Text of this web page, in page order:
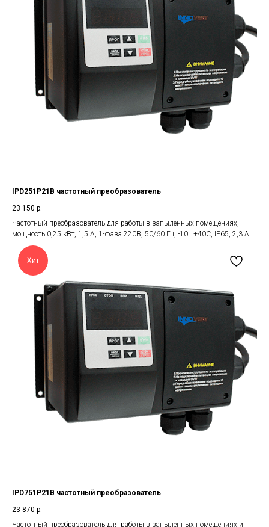
IPD251P21B частотный преобразователь
23 150 р.
Частотный преобразователь для работы в запыленных помещениях,
мощность 0,25 кВт, 1,5 А, 1-фаза 220В, 50/60 Гц, -10...+40С, IP65, 2,3 А
Хит
IPD751P21B частотный преобразователь
23 870 р.
Частотный преобразователь для работы в запыленных помещениях и